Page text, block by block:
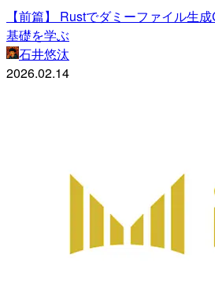
【前篇】 Rustでダミーファイル生
基礎を学ぶ
石井悠汰
2026.02.14